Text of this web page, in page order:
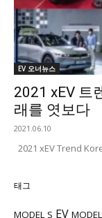
EV 오너뉴스
2021 xEV 트
래를 엿보다
2021.06.10
2021 xEV Trend
태그
MODEL S EV